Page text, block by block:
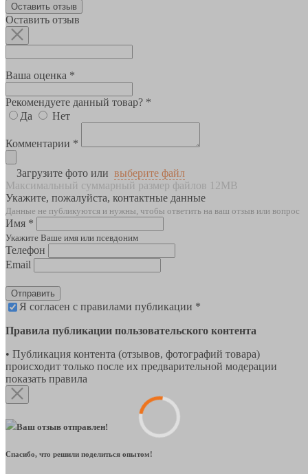
Оставить отзыв
Оставить отзыв
Ваша оценка *
Рекомендуете данный товар? *
Да
Нет
Комментарии *
Загрузите фото или выберите файл
Максимальный суммарный размер файлов 12MB
Укажите, пожалуйста, контактные данные
Данные не публикуются и нужны, чтобы ответить на ваш отзыв или вопрос
Имя *
Укажите Ваше имя или псевдоним
Телефон
Email
Отправить
Я согласен с правилами публикации *
Правила публикации пользовательского контента
• Публикация контента (отзывов, фотографий товара)
происходит только после их предварительной модерации
показать правила
Ваш отзыв отправлен!
Спасибо, что решили поделиться опытом!